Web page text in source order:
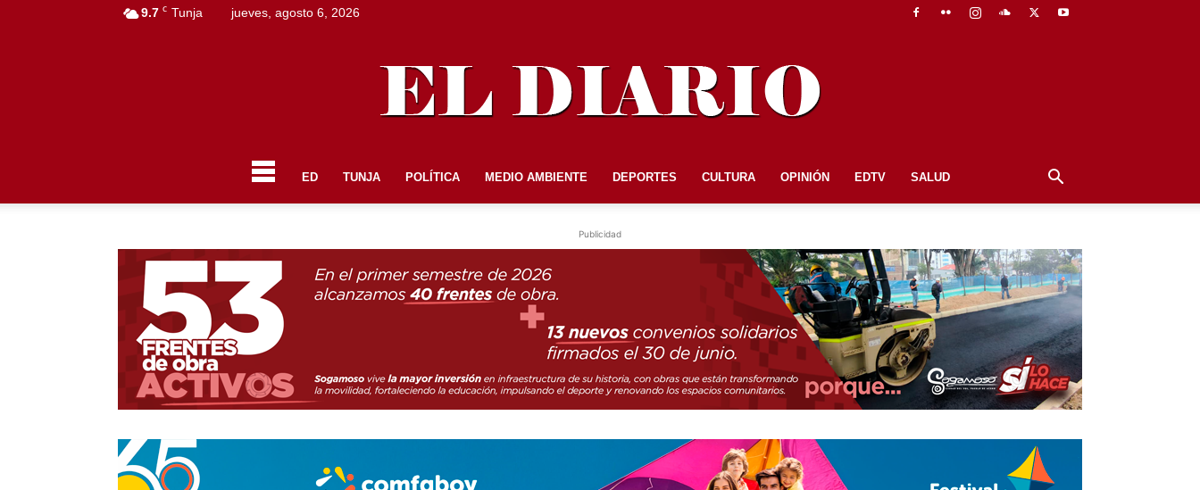
9.7 C Tunja jueves, agosto 6, 2026
DIARIO
ED TUNJA POLÍTICA MEDIO AMBIENTE DEPORTES CULTURA OPINIÓN EDTV SALUD
Publicidad